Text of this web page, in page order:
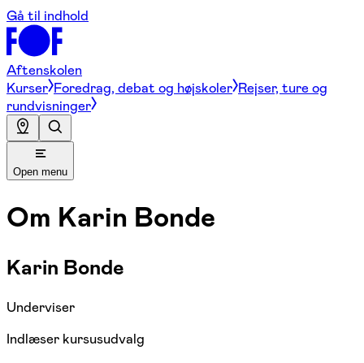
Gå til indhold
Aftenskolen
Kurser Foredrag, debat og højskoler Rejser, ture og
rundvisninger
Open menu
Om Karin Bonde
Karin Bonde
Underviser
Indlæser kursusudvalg